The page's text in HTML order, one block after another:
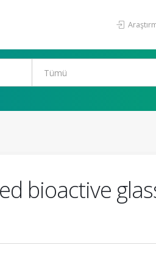
bioactive